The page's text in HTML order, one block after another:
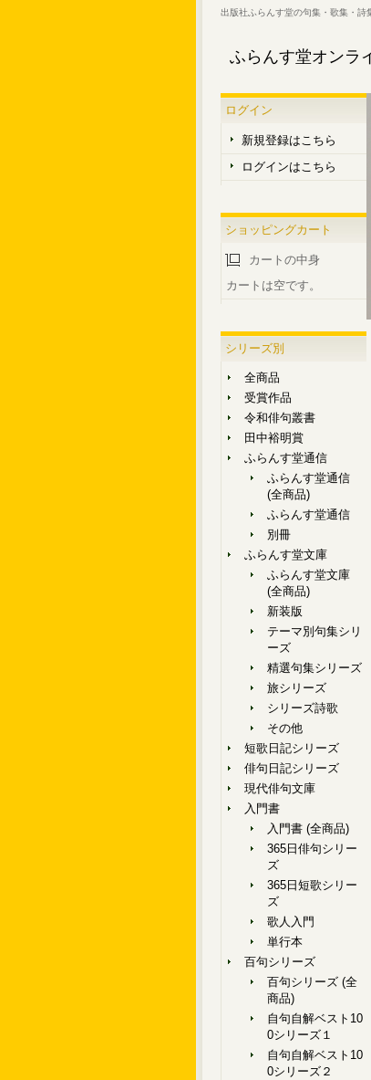
出版社ふらんす堂の句集・歌集・詩
ふらんす堂オンラ
ログイン
新規登録はこちら
ログインはこちら
ショッピングカート
カートの中身
カートは空です。
シリーズ別
全商品
受賞作品
令和俳句叢書
田中裕明賞
ふらんす堂通信
ふらんす堂通信
(全商品)
ふらんす堂通信
別冊
ふらんす堂文庫
ふらんす堂文庫
(全商品)
新装版
テーマ別句集シリ
ーズ
精選句集シリーズ
旅シリーズ
シリーズ詩歌
その他
短歌日記シリーズ
俳句日記シリーズ
現代俳句文庫
入門書
入門書 (全商品)
365日俳句シリー
ズ
365日短歌シリー
ズ
歌人入門
単行本
百句シリーズ
百句シリーズ (全
商品)
自句自解ベスト10
0シリーズ１
自句自解ベスト10
0シリーズ２